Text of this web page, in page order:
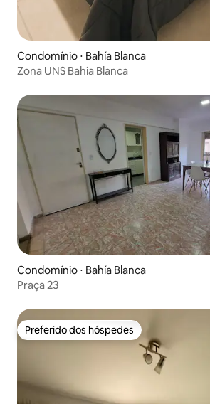
Condomínio ⋅ Bahía Blanca
Zona UNS Bahia Blanca
Condomínio ⋅ Bahía Blanca
Praça 23
Preferido dos hóspedes
Preferido dos hóspedes